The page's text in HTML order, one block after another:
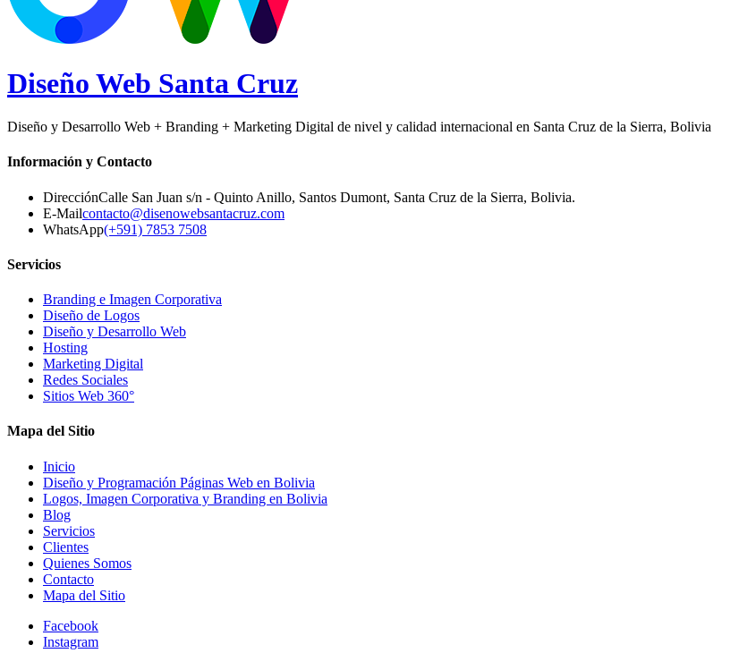
Diseño Web Santa Cruz
Diseño y Desarrollo Web + Branding + Marketing Digital de nivel y calidad internacional en Santa Cruz de la Sierra, Bolivia
Información y Contacto
DirecciónCalle San Juan s/n - Quinto Anillo, Santos Dumont, Santa Cruz de la Sierra, Bolivia.
E-Mailcontacto@disenowebsantacruz.com
WhatsApp(+591) 7853 7508
Servicios
Branding e Imagen Corporativa
Diseño de Logos
Diseño y Desarrollo Web
Hosting
Marketing Digital
Redes Sociales
Sitios Web 360°
Mapa del Sitio
Inicio
Diseño y Programación Páginas Web en Bolivia
Logos, Imagen Corporativa y Branding en Bolivia
Blog
Servicios
Clientes
Quienes Somos
Contacto
Mapa del Sitio
Facebook
Instagram